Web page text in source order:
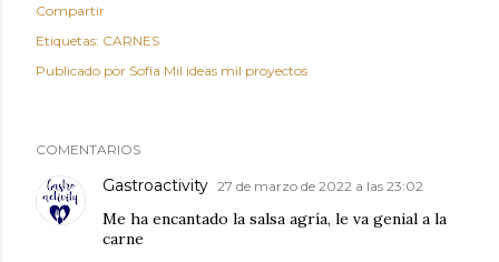
Compartir
Etiquetas: CARNES
Publicado por Sofía Mil ideas mil proyectos
COMENTARIOS
Gastroactivity 27 de marzo de 2022 a las 23:02
Me ha encantado la salsa agría, le va genial a la
carne